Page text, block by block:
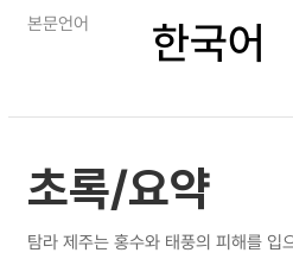
본문언어 한국어
초록/요약
탐라 제주는 홍수와 태풍의 피해를